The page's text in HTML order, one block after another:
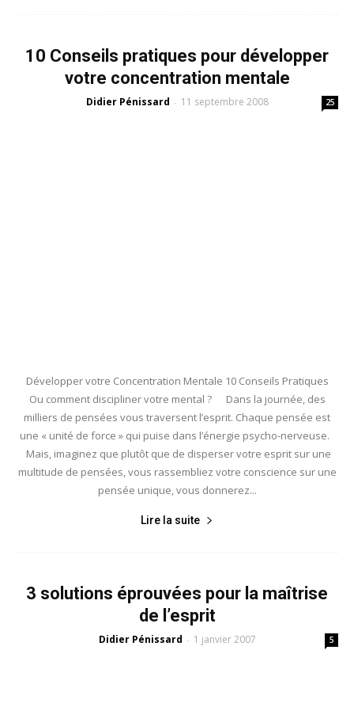
10 Conseils pratiques pour développer
votre concentration mentale
Didier Pénissard - 11 septembre 2008 25
Développer votre Concentration Mentale 10 Conseils Pratiques
Ou comment discipliner votre mental ? Dans la journée, des
milliers de pensées vous traversent l’esprit. Chaque pensée est
une « unité de force » qui puise dans l’énergie psycho-nerveuse.
Mais, imaginez que plutôt que de disperser votre esprit sur une
multitude de pensées, vous rassembliez votre conscience sur une
pensée unique, vous donnerez...
Lire la suite
3 solutions éprouvées pour la maîtrise
de l’esprit
Didier Pénissard - 1 janvier 2007 5